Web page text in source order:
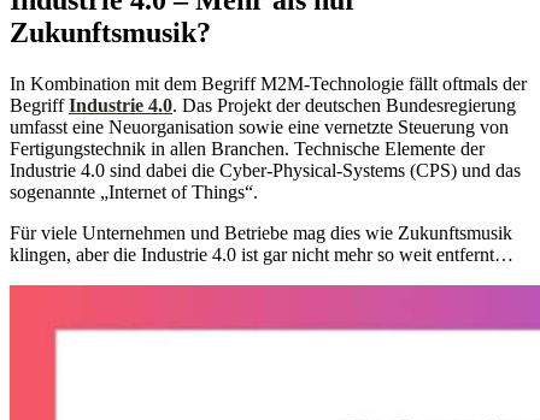
Zukunftsmusik?
In Kombination mit dem Begriff M2M-Technologie fällt oftmals der
BegriffIndustrie 4.0. Das Projekt der deutschen Bundesregierung
umfasst eine Neuorganisation sowie eine vernetzte Steuerung von
Fertigungstechnik in allen Branchen. Technische Elemente der
Industrie 4.0 sind dabei die Cyber-Physical-Systems (CPS) und das
sogenannte „Internet of Things“.
Für viele Unternehmen und Betriebe mag dies wie Zukunftsmusik
klingen, aber die Industrie 4.0 ist gar nicht mehr so weit entfernt…